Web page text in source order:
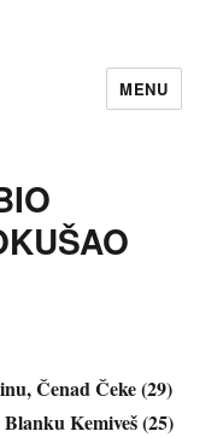
MENU
Čenad Čeke (29)
Kemiveš (25)